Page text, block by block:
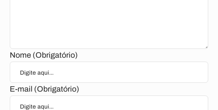
Nome (Obrigatório)
E-mail (Obrigatório)